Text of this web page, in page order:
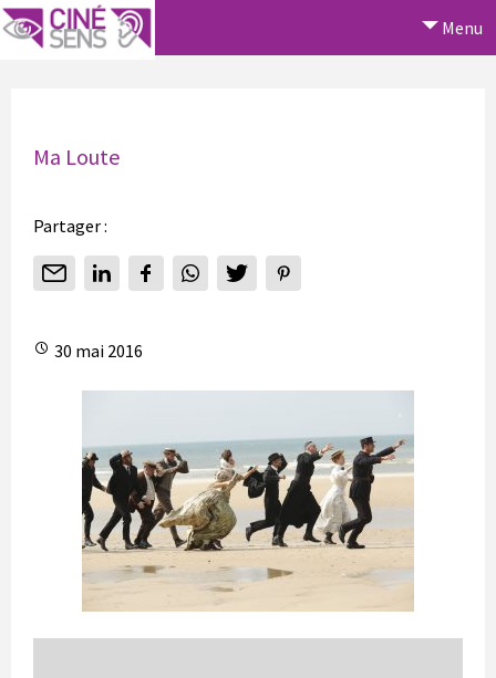
Menu
Ma Loute
Partager :
30 mai 2016